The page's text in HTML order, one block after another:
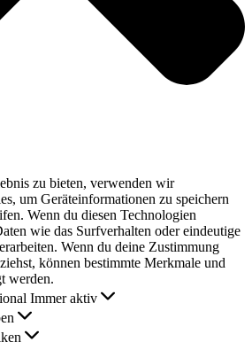
zu bieten, verwenden wir
um Geräteinformationen zu speichern
Wenn du diesen Technologien
wie das Surfverhalten oder eindeutige
Wenn du deine Zustimmung
können bestimmte Merkmale und
werden.
Immer aktiv